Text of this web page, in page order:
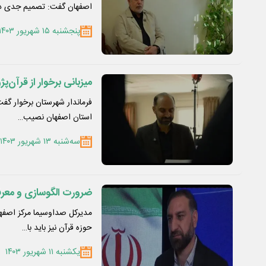
اصفهان گفت: تصمیم جدی
پنجشنبه ۱۵ شهریور ۱۴۰۳
میزبانی برخوار از
فرماندار شهرستان برخوار
استان اصفهان نصیب…
سه‌شنبه ۱۳ شهریور ۱۴۰۳
ضرورت الگوسازی و
مدیرکل صداوسیما مرکز
حوزه قرآن نیز باید با…
یکشنبه ۱۱ شهریور ۱۴۰۳